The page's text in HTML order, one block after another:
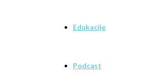
Edukacije
Podcast